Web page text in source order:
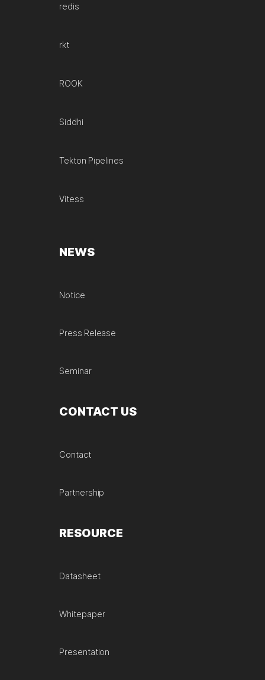
redis
rkt
ROOK
Siddhi
Tekton Pipelines
Vitess
NEWS
Notice
Press Release
Seminar
CONTACT US
Contact
Partnership
RESOURCE
Datasheet
Whitepaper
Presentation